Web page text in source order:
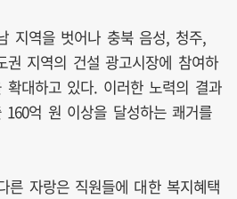
지역을 벗어나 충북 음성, 청주,
지역의 건설 광고시장에 참여하
대하고 있다. 이러한 노력의 결과
억 원 이상을 달성하는 쾌거를
른 자랑은 직원들에 대한 복지혜택